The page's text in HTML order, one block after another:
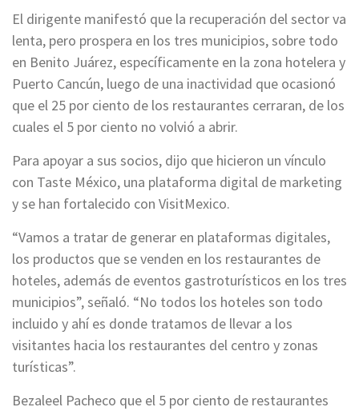
El dirigente manifestó que la recuperación del sector va
lenta, pero prospera en los tres municipios, sobre todo
en Benito Juárez, específicamente en la zona hotelera y
Puerto Cancún, luego de una inactividad que ocasionó
que el 25 por ciento de los restaurantes cerraran, de los
cuales el 5 por ciento no volvió a abrir.
Para apoyar a sus socios, dijo que hicieron un vínculo
con Taste México, una plataforma digital de marketing
y se han fortalecido con VisitMexico.
“Vamos a tratar de generar en plataformas digitales,
los productos que se venden en los restaurantes de
hoteles, además de eventos gastroturísticos en los tres
municipios”, señaló. “No todos los hoteles son todo
incluido y ahí es donde tratamos de llevar a los
visitantes hacia los restaurantes del centro y zonas
turísticas”.
Bezaleel Pacheco que el 5 por ciento de restaurantes